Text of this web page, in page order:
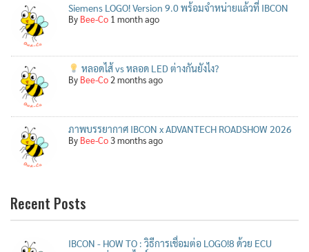
Siemens LOGO! Version 9.0 พร้อมจำหน่ายแล้วที่ IBCON
By Bee-Co 1 month ago
หลอดไส้ vs หลอด LED ต่างกันยังไง?
By Bee-Co2 months ago
ภาพบรรยากาศ IBCON x ADVANTECH ROADSHOW 2026
By Bee-Co3 months ago
Recent Posts
IBCON - HOW TO : วิธีการเชื่อมต่อ LOGO!8 ด้วย ECU